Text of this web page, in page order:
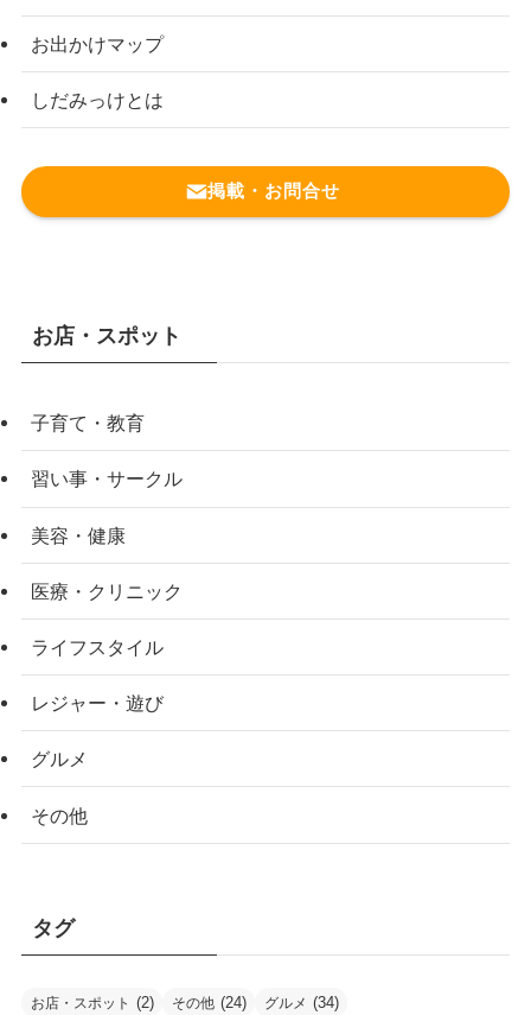
お出かけマップ
しだみっけとは
掲載・お問合せ
お店・スポット
子育て・教育
習い事・サークル
美容・健康
医療・クリニック
ライフスタイル
レジャー・遊び
グルメ
その他
タグ
お店・スポット (2) その他 (24) グルメ (34)